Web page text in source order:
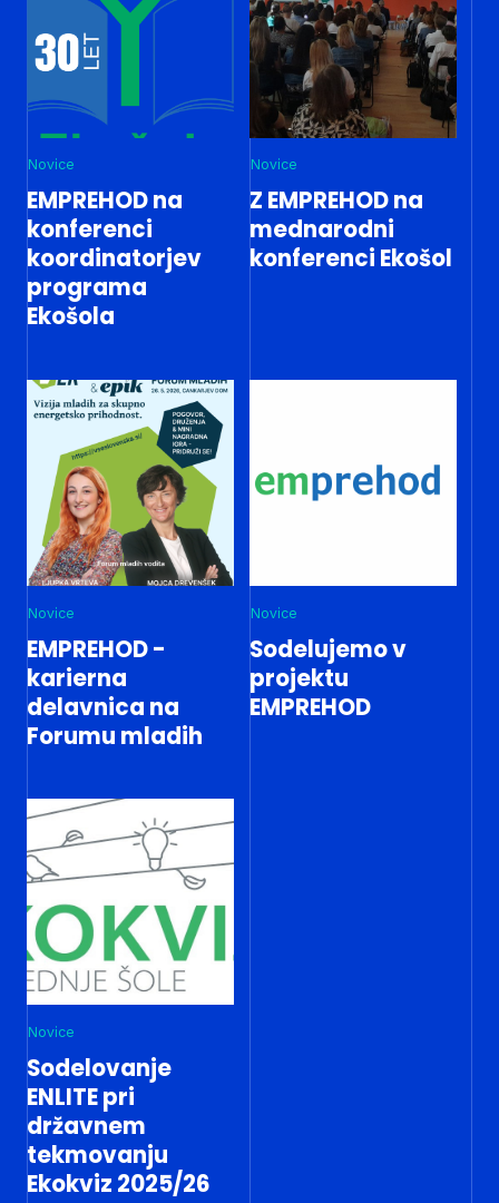
Novice
EMPREHOD na
konferenci
koordinatorjev
programa
Ekošola
Novice
Z EMPREHOD na
mednarodni
konferenci Ekošol
Novice
EMPREHOD -
karierna
delavnica na
Forumu mladih
Novice
Sodelujemo v
projektu
EMPREHOD
Novice
Sodelovanje
ENLITE pri
državnem
tekmovanju
Ekokviz 2025/26